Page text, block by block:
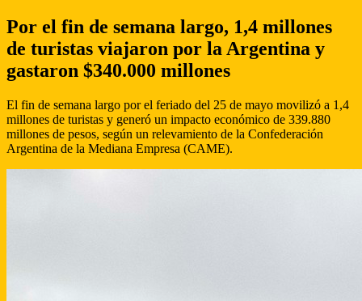
Por el fin de semana largo, 1,4 millones
de turistas viajaron por la Argentina y
gastaron $340.000 millones
El fin de semana largo por el feriado del 25 de mayo movilizó a 1,4
millones de turistas y generó un impacto económico de 339.880
millones de pesos, según un relevamiento de la Confederación
Argentina de la Mediana Empresa (CAME).